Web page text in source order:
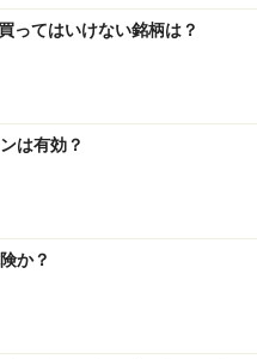
ってはいけない銘柄は？
は有効？
か？